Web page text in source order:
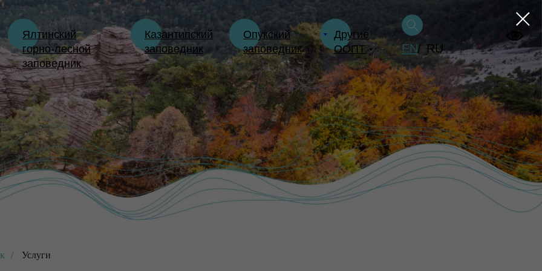
Ялтинский
горно-лесной
заповедник
Казантипский
заповедник
Опукский
заповедник
Другие
ООПТ
EN/ RU
/ Услуги